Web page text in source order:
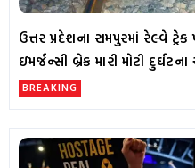
ઉત્તર પ્રદેશના રામપુરમાં રેલ્વે
ઇમર્જન્સી બ્રેક મારી મોટી
BREAKING